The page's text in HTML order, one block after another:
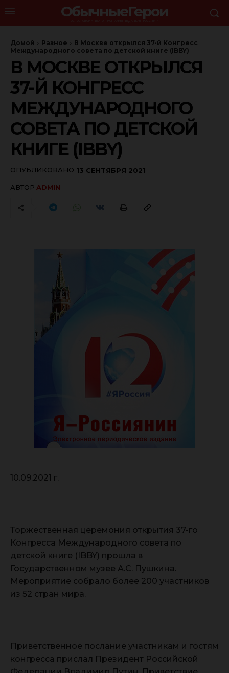
ОбычныеГерои
Домой Разное
В Москве открылся 37-й Конгресс
Международного совета по детской книге (IBBY)
В МОСКВЕ ОТКРЫЛСЯ
37-Й КОНГРЕСС
МЕЖДУНАРОДНОГО
СОВЕТА ПО ДЕТСКОЙ
КНИГЕ (IBBY)
ОПУБЛИКОВАНО 13 СЕНТЯБРЯ 2021
АВТОР ADMIN
10.09.2021 г.
Торжественная церемония открытия 37-го
Конгресса Международного совета по
детской книге (IBBY) прошла в
Государственном музее А.С. Пушкина.
Мероприятие собрало более 200 участников
из 52 стран мира.
Приветственное послание участникам и гостям
конгресса прислал Президент Российской